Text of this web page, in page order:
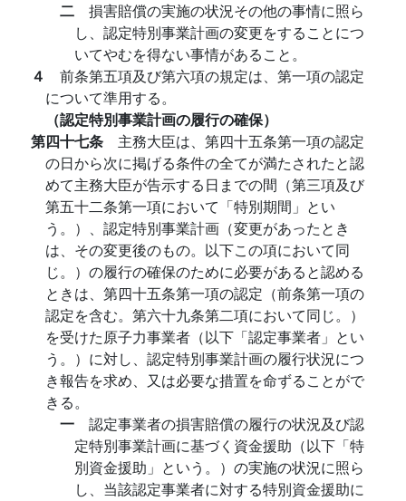
二 損害賠償の実施の状況その他の事情に照ら
し、認定特別事業計画の変更をすることにつ
いてやむを得ない事情があること。
４ 前条第五項及び第六項の規定は、第一項の認定
について準用する。
（認定特別事業計画の履行の確保）
第四十七条 主務大臣は、第四十五条第一項の認定
の日から次に掲げる条件の全てが満たされたと認
めて主務大臣が告示する日までの間（第三項及び
第五十二条第一項において「特別期間」とい
う。）、認定特別事業計画（変更があったとき
は、その変更後のもの。以下この項において同
じ。）の履行の確保のために必要があると認める
ときは、第四十五条第一項の認定（前条第一項の
認定を含む。第六十九条第二項において同じ。）
を受けた原子力事業者（以下「認定事業者」とい
う。）に対し、認定特別事業計画の履行状況につ
き報告を求め、又は必要な措置を命ずることがで
きる。
一 認定事業者の損害賠償の履行の状況及び認
定特別事業計画に基づく資金援助（以下「特
別資金援助」という。）の実施の状況に照ら
し、当該認定事業者に対する特別資金援助に